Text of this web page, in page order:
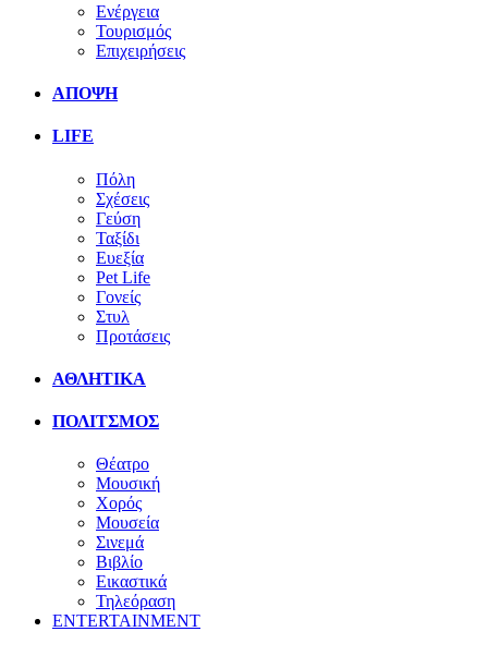
Ενέργεια
Τουρισμός
Επιχειρήσεις
ΑΠΟΨΗ
LIFE
Πόλη
Σχέσεις
Γεύση
Ταξίδι
Ευεξία
Pet Life
Γονείς
Στυλ
Προτάσεις
ΑΘΛΗΤΙΚΑ
ΠΟΛΙΤΣΜΟΣ
Θέατρο
Μουσική
Χορός
Μουσεία
Σινεμά
Βιβλίο
Εικαστικά
Τηλεόραση
ENTERTAINMENT